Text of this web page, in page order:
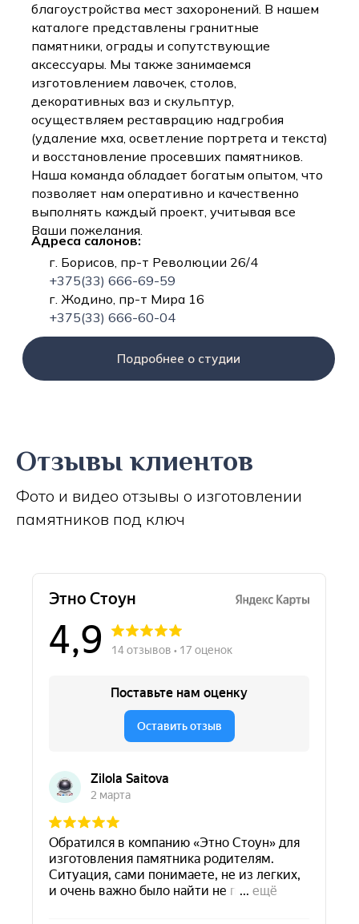
благоустройства мест захоронений. В нашем
каталоге представлены гранитные
памятники, ограды и сопутствующие
аксессуары. Мы также занимаемся
изготовлением лавочек, столов,
декоративных ваз и скульптур,
осуществляем реставрацию надгробия
(удаление мха, осветление портрета и текста)
и восстановление просевших памятников.
Наша команда обладает богатым опытом, что
позволяет нам оперативно и качественно
выполнять каждый проект, учитывая все
Ваши пожелания.
Адреса салонов:
г. Борисов, пр-т Революции 26/4
+375(33) 666-69-59
г. Жодино, пр-т Мира 16
+375(33) 666-60-04
Подробнее о студии
Отзывы клиентов
Фото и видео отзывы о изготовлении
памятников под ключ